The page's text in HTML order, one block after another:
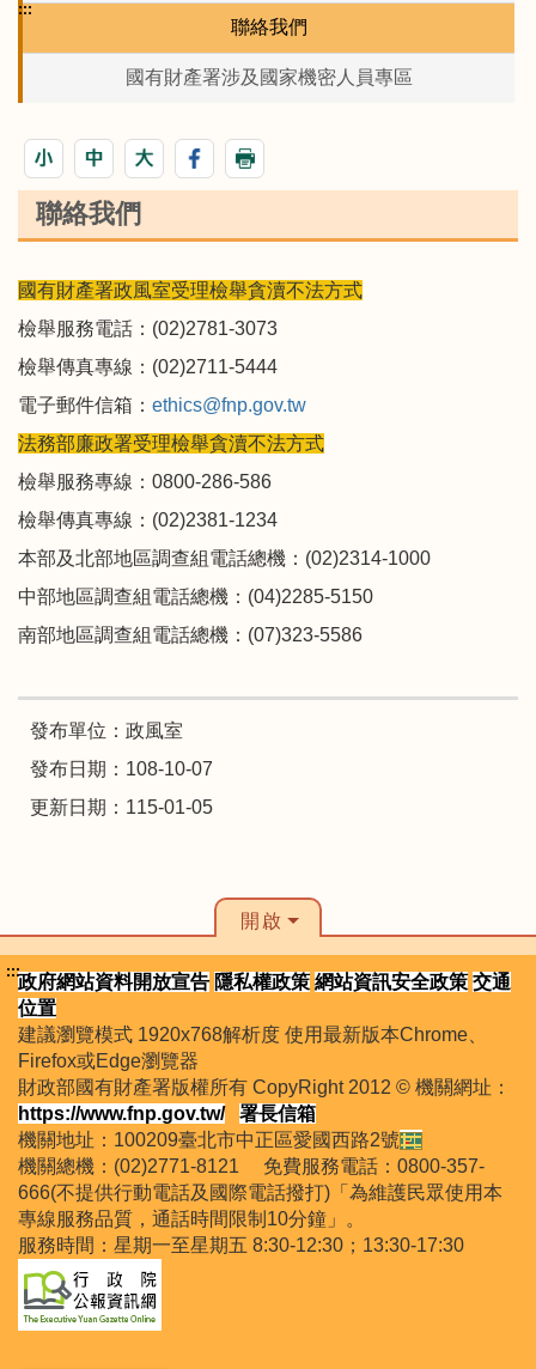
聯絡我們
國有財產署涉及國家機密人員專區
:::
聯絡我們
國有財產署政風室受理檢舉貪瀆不法方式
檢舉服務電話：(02)2781-3073
檢舉傳真專線：(02)2711-5444
電子郵件信箱： ethics@fnp.gov.tw
法務部廉政署受理檢舉貪瀆不法方式
檢舉服務專線：0800-286-586
檢舉傳真專線：(02)2381-1234
本部及北部地區調查組電話總機：(02)2314-1000
中部地區調查組電話總機：(04)2285-5150
南部地區調查組電話總機：(07)323-5586
發布單位：政風室
發布日期：108-10-07
更新日期：115-01-05
開啟
:::政府網站資料開放宣告 隱私權政策 網站資訊安全政策 交通
位置
建議瀏覽模式 1920x768解析度 使用最新版本Chrome、
Firefox或Edge瀏覽器
財政部國有財產署版權所有 CopyRight 2012 © 機關網址：
https://www.fnp.gov.tw/
署長信箱
機關地址：100209臺北市中正區愛國西路2號
機關總機：(02)2771-8121 免費服務電話：0800-357-
666(不提供行動電話及國際電話撥打)「為維護民眾使用本
專線服務品質，通話時間限制10分鐘」。
服務時間：星期一至星期五 8:30-12:30；13:30-17:30